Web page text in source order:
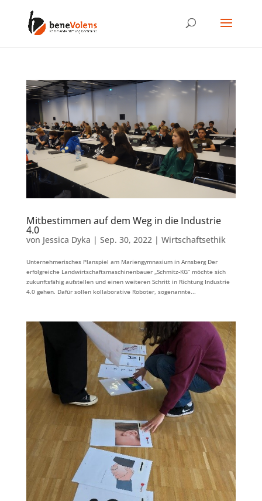
Mitbestimmen auf dem Weg in die Industrie
4.0
von Jessica Dyka | Sep. 30, 2022 | Wirtschaftsethik
Unternehmerisches Planspiel am Mariengymnasium in Arnsberg Der
erfolgreiche Landwirtschaftsmaschinenbauer „Schmitz-KG“ möchte sich
zukunftsfähig aufstellen und einen weiteren Schritt in Richtung Industrie
4.0 gehen. Dafür sollen kollaborative Roboter, sogenannte...